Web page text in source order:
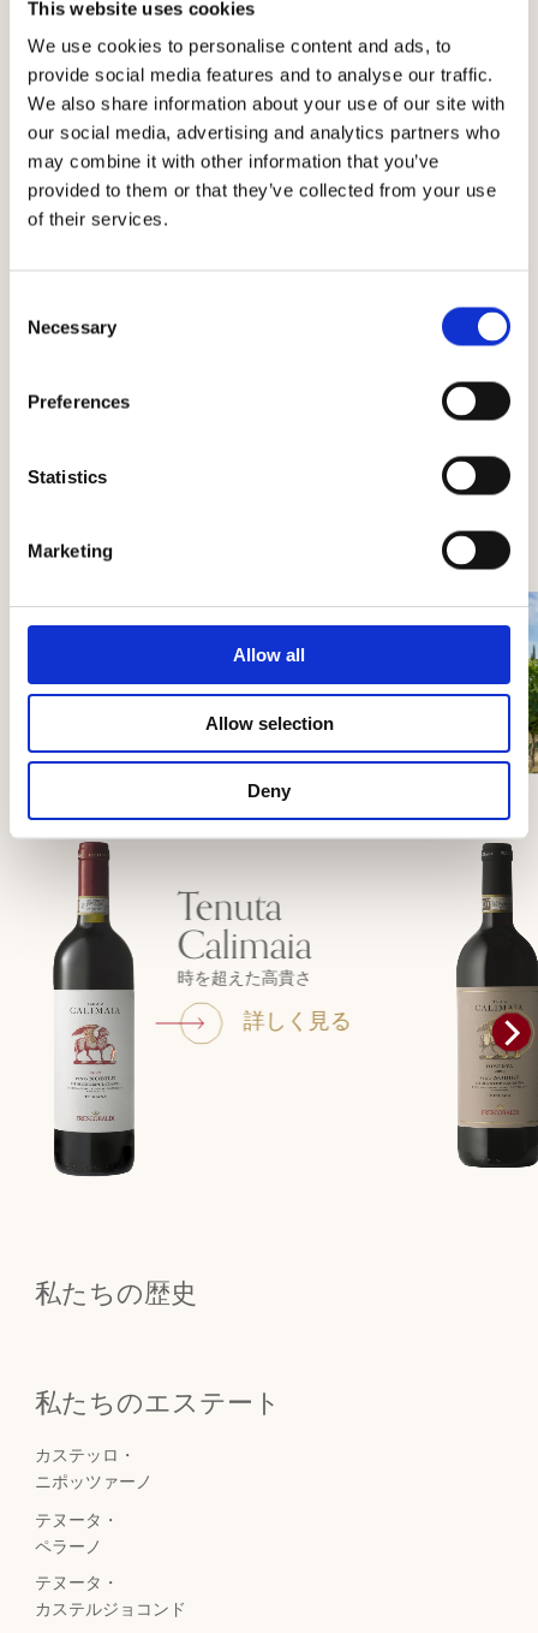
This website uses cookies
We use cookies to personalise content and ads, to
provide social media features and to analyse our traffic.
We also share information about your use of our site with
our social media, advertising and analytics partners who
may combine it with other information that you’ve
provided to them or that they’ve collected from your use
of their services.
Selection
Necessary
Preferences
Statistics
Marketing
Allow all
Allow selection
Deny
テヌータ・カ
リマイア
丘陵モンテリショーネの標高300ｍに広がる畑は、鮮
新世由来の土壌で有機物に乏しく、サンジョヴェーゼ
（この地域では伝統的にプルニョーロ・ジェンティー
レと呼ぶ）の栽培に特に適しています。
力強くストラクチャがあり、タンニンが豊富で熟成に
Tenuta
Calimaia
時を超えた高貴さ
詳しく見る
私たちの歴史
私たちのエステート
カステッロ・
ニポッツァーノ
テヌータ・
ペラーノ
テヌータ・
カステルジョコンド